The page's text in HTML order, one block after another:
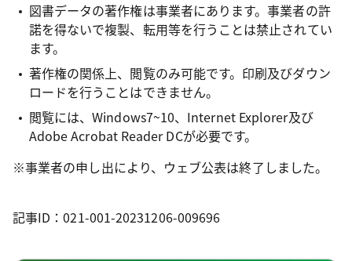
図書データの著作権は事業者にあります。事業者の許
諾を得ないで複製、転用等を行うことは禁止されてい
ます。
著作権の関係上、閲覧のみ可能です。印刷及びダウン
ロードを行うことはできません。
閲覧には、Windows7~10、Internet Explorer及び
Adobe Acrobat Reader DCが必要です。
※事業者の申し出により、ウェブ公表は終了しました。
記事ID：021-001-20231206-009696